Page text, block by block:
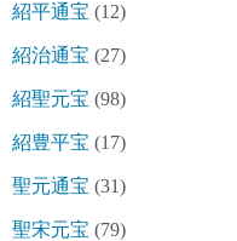
紹平通宝 (12)
紹治通宝 (27)
紹聖元宝 (98)
紹豊平宝 (17)
聖元通宝 (31)
聖宋元宝 (79)